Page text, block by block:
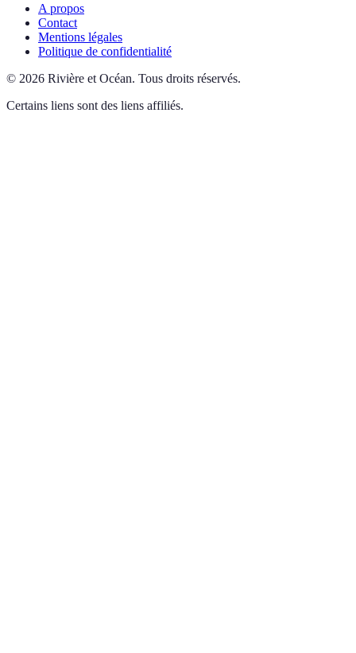
A propos
Contact
Mentions légales
Politique de confidentialité
© 2026 Rivière et Océan. Tous droits réservés.
Certains liens sont des liens affiliés.